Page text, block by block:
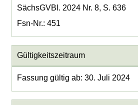
SächsGVBl. 2024 Nr. 8, S. 636
Fsn-Nr.: 451
Gültigkeitszeitraum
Fassung gültig ab: 30. Juli 2024